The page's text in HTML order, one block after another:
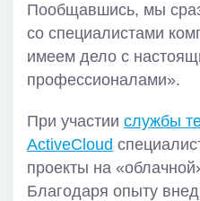
Пообщавшись, мы
со специалистами
имеем дело с
профессионалами».
При участии службы
ActiveCloud
проекты на
Благодаря опыту